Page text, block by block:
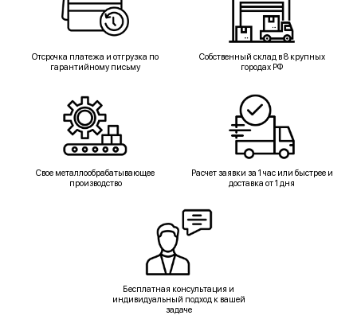
Отсрочка платежа и отгрузка по
гарантийному письму
Собственный склад в 8 крупных
городах РФ
Свое металлообрабатывающее
производство
Расчет заявки за 1 час или быстрее и
доставка от 1 дня
Бесплатная консультация и
индивидуальный подход к вашей
задаче